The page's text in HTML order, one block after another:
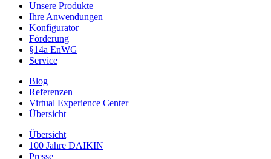
Unsere Produkte
Ihre Anwendungen
Konfigurator
Förderung
§14a EnWG
Service
Blog
Referenzen
Virtual Experience Center
Übersicht
Übersicht
100 Jahre DAIKIN
Presse